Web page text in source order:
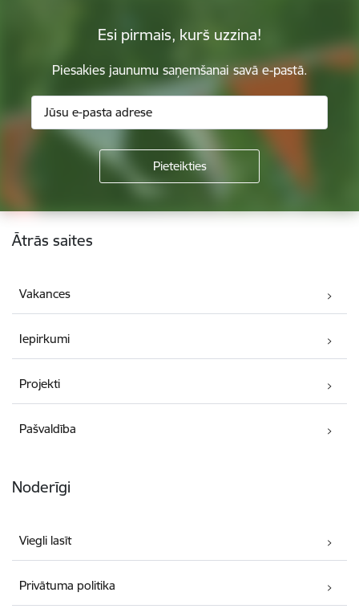
Esi pirmais, kurš uzzina!
Piesakies jaunumu saņemšanai savā e-pastā.
Kājene
Ātrās saites
Vakances
Iepirkumi
Projekti
Pašvaldība
Noderīgi
Viegli lasīt
Privātuma politika